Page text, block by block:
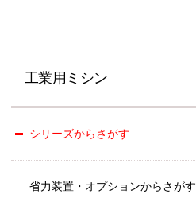
工業用ミシン
シリーズからさがす
省力装置・オプションからさがす